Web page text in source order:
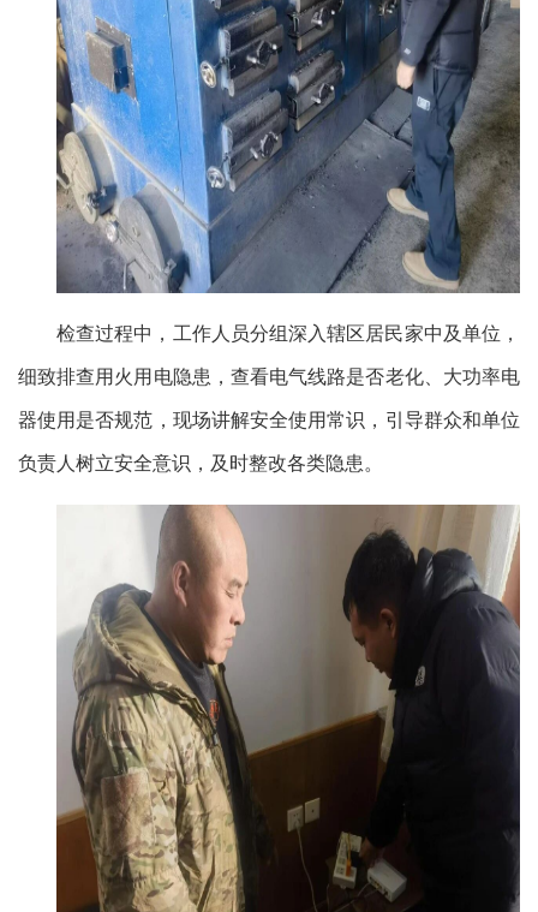
检查过程中，工作人员分组深入辖区居民家中及单位，
细致排查用火用电隐患，查看电气线路是否老化、大功率电
器使用是否规范，现场讲解安全使用常识，引导群众和单位
负责人树立安全意识，及时整改各类隐患。